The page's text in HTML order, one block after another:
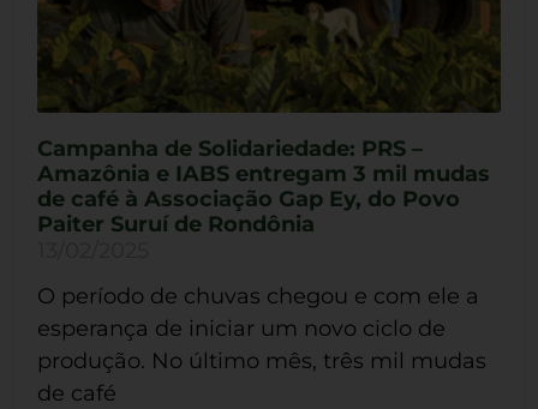
Campanha de Solidariedade: PRS –
Amazônia e IABS entregam 3 mil mudas
de café à Associação Gap Ey, do Povo
Paiter Suruí de Rondônia
O período de chuvas chegou e com ele a
esperança de iniciar um novo ciclo de
produção. No último mês, três mil mudas
de café